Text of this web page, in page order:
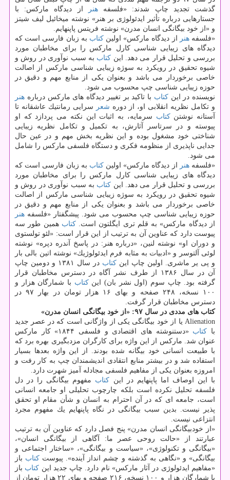
گذشت تجدید چاپ شدند: «فلسفههنر
از دیدگاه ماركس: با
جستارهایی درباره تأثیر ایدئولوژی بر هنر» نوشته میخائیل لیف شیتز
و «از خود بیگانگی انسان مدرن» نوشته فریتس پاپنهایم.
«فلسفههنر از دیدگاه ماركس» اولینكتاب به زبان فارسی است كه
دیدگاه های زیبایی شناسی كارل ماركس را برای مخاطبان مورد
بررسی و تحلیل قرار می دهد. این كتاب به سبب نوآوری در روش و
شیوه تحقیق در رویكرد به سوژه زیبایی شناسی ماركس از اصالت
خاصی برخوردار می باشد و بعنوان یكی از منابع مهم و دقیق در
حوزه زیبایی شناسی چپ محسوب می شود.
نویسنده در اینكتاب با تاكید بر تغییر دیدگاه های ماركس درباره هنر
و تكامل نظریه انقلابی او، از دوره شعر
سرایی رمانتیك عاشقانه تا
آستانه نوشتنكتاب سرمایه، به اثبات این نكته می پردازد كه او
پیوسته و در سرتاسر آثارش، به تكمیل و تكامل نظریه زیبایی
شناختی خود مشغول بوده و این نظریه بخش مهم و در عین حال
جدایی ناپذیری از منظومه فكری و دستگاه فلسفی ماركس را شامل
می شود.
«فلسفههنر از دیدگاه ماركس» اولینكتاب به زبان فارسی است كه
دیدگاه های زیبایی شناسی كارل ماركس را برای مخاطبان مورد
بررسی و تحلیل قرار می دهد. این كتاب به سبب نوآوری در روش و
شیوه تحقیق در رویكرد به سوژه زیبایی شناسی ماركس از اصالت
خاصی برخوردار می باشد و بعنوان یكی از منابع مهم و دقیق در
حوزه زیبایی شناسی چپ محسوب می شود. پیشگفتار «فلسفه هنر
از دیدگاه ماركس» به قلم تری ایگلتون است.كتاب همین طور سه
پیوست دارد كه عناوین آن به ترتیب از این قرار است: «لئو تولستوی
و دوران او» نوشته لنین، «درباره هنر: در پاسخ آندره دپره» نوشته
لوئی آلتوسر و «ادبیات به مثابه فرم ایدئولوژیك» نوشته اتین بالی بار
و پی یر ماشری. اولین چاپ این كتاب
در سال ۱۳۸۱ و دومین چاپ
آن در سال ۱۳۸۶ از طرف نشر آگاه در دسترس مخاطبان قرار
گرفته بود. چاپ سوم (اول نشر بان) اینكتاب با شمارگان هزار و
۱۰۰ نسخه، ۲۴۸ صفحه و بهای ۱۶ هزار تومان در بهار ۹۷ در
دسترس مخاطبان قرار گرفت.
كتاب های مددی در سال ۹۷: «از خود بیگانگی انسان مدرن»
Alienation یا از خود بیگانگی یكی از واژگانی است كه در عصر جدید
با كتاب
«دستنوشته های اقتصادی و فلسفی ۱۸۴۴» كار ماركس
عنوان شد. ماركس از این واژه برای كارگران مزدبگیری بهره برد كه
با طبیعت انسانی خود بیگانه شده بودند. از این واژه بعدها بسیار
استفاده شد و در بیشتر منابع انتقادی اندیشمندان چپ به كار رفت و
امروزه بعنوان یكی از مفاهیم فلسفی مجادله آمیز شهرت دارد.
با این اوصاف اما پاپنهایم در این كتاب مفهوم بیگانگی را در دل
فلسفه تحلیل نكرده است بلكه چارچوب تحلیلی او جامعه انسانی
است، جامعه ای كه در آن احترام به انسان و شأن مقام او تحقق
پذیر نیست. بدین سبب بیگانگی در نگاه پاپنهایم یك مفهوم مجرد
انتزاعی نیست.
«از خودبیگانگی انسان مدرن» پنج فصل دارد كه عناوین آن به ترتیب
عبارتند از «حالت روحی عصر ما: آگاهی از بیگانگی انسان»،
«بیگانگی و تكنولوژی»، «سیاست و بیگانگی»، «ساختار اجتماعی و
بیگانگی» و «نگاهی به گذشته و چشم انداز آینده». پیوست كتاب باز
«مفاهیم ایدئولوژی در آثار ماركس» نام دارد. چاپ جدید این كتاب باز
با شمارگان هزار و ۱۰۰ نسخه، ۲۱۶ صفحه و بهای ۲۲ هزار تومان از